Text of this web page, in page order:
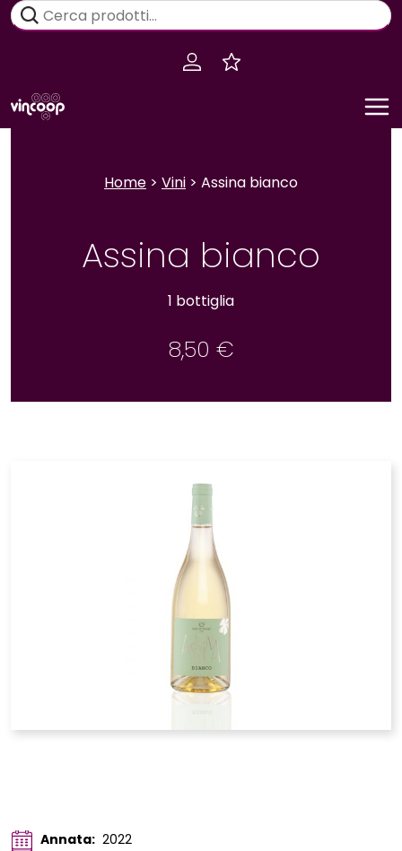
Salta
Cerca:
Home > Vini > Assina bianco
Assina bianco
1 bottiglia
8,50 €
Annata: 2022